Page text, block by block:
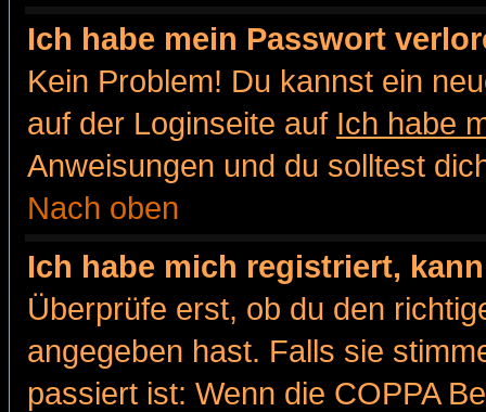
Ich habe mein Passwort
Kein Problem! Du kannst ein
auf der Loginseite auf Ich habe
Anweisungen und du solltest
Nach oben
Ich habe mich registriert,
Überprüfe erst, ob du den
angegeben hast. Falls sie
passiert ist: Wenn die COPPA